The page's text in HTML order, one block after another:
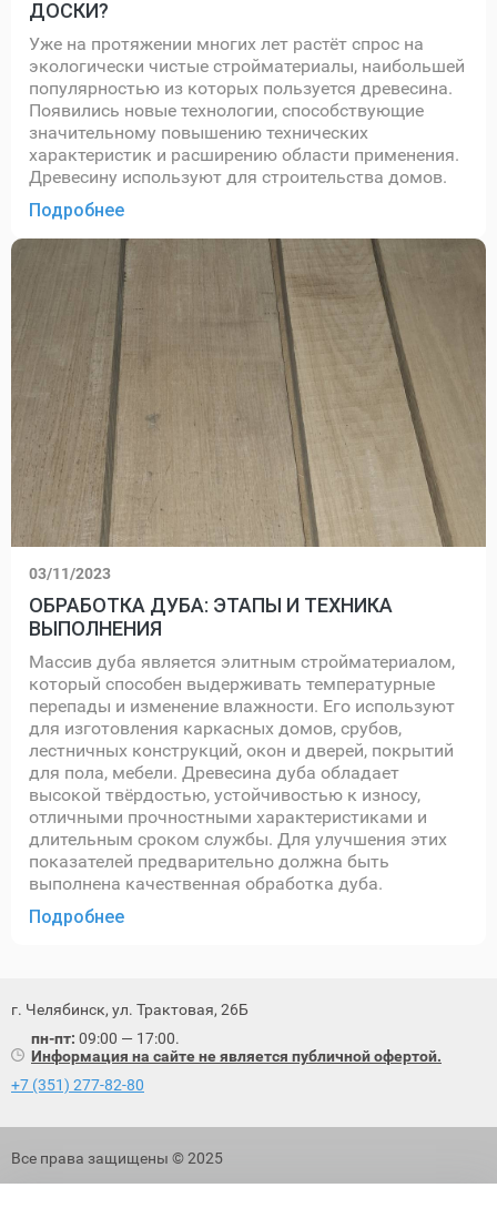
ДОСКИ?
Уже на протяжении многих лет растёт спрос на
экологически чистые стройматериалы, наибольшей
популярностью из которых пользуется древесина.
Появились новые технологии, способствующие
значительному повышению технических
характеристик и расширению области применения.
Древесину используют для строительства домов.
Подробнее
03/11/2023
ОБРАБОТКА ДУБА: ЭТАПЫ И ТЕХНИКА
ВЫПОЛНЕНИЯ
Массив дуба является элитным стройматериалом,
который способен выдерживать температурные
перепады и изменение влажности. Его используют
для изготовления каркасных домов, срубов,
лестничных конструкций, окон и дверей, покрытий
для пола, мебели. Древесина дуба обладает
высокой твёрдостью, устойчивостью к износу,
отличными прочностными характеристиками и
длительным сроком службы. Для улучшения этих
показателей предварительно должна быть
выполнена качественная обработка дуба.
Подробнее
г. Челябинск, ул. Трактовая, 26Б
пн-пт: 09:00 — 17:00.
Информация на сайте не является публичной офертой.
+7 (351) 277-82-80
Все права защищены © 2025